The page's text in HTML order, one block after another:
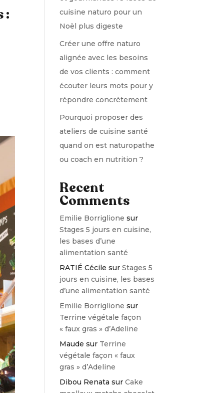
:
cuisine naturo pour un
Noël plus digeste
Créer une offre naturo
alignée avec les besoins
de vos clients : comment
écouter leurs mots pour y
répondre concrètement
Pourquoi proposer des
ateliers de cuisine santé
quand on est naturopathe
ou coach en nutrition ?
Recent
Comments
Emilie Borriglione sur
Stages 5 jours en cuisine,
les bases d’une
alimentation santé
RATIÉ Cécile surStages 5
jours en cuisine, les bases
d’une alimentation santé
Emilie Borriglione sur
Terrine végétale façon
« faux gras » d’Adeline
Maude sur Terrine
végétale façon « faux
gras » d’Adeline
Dibou Renata surCake